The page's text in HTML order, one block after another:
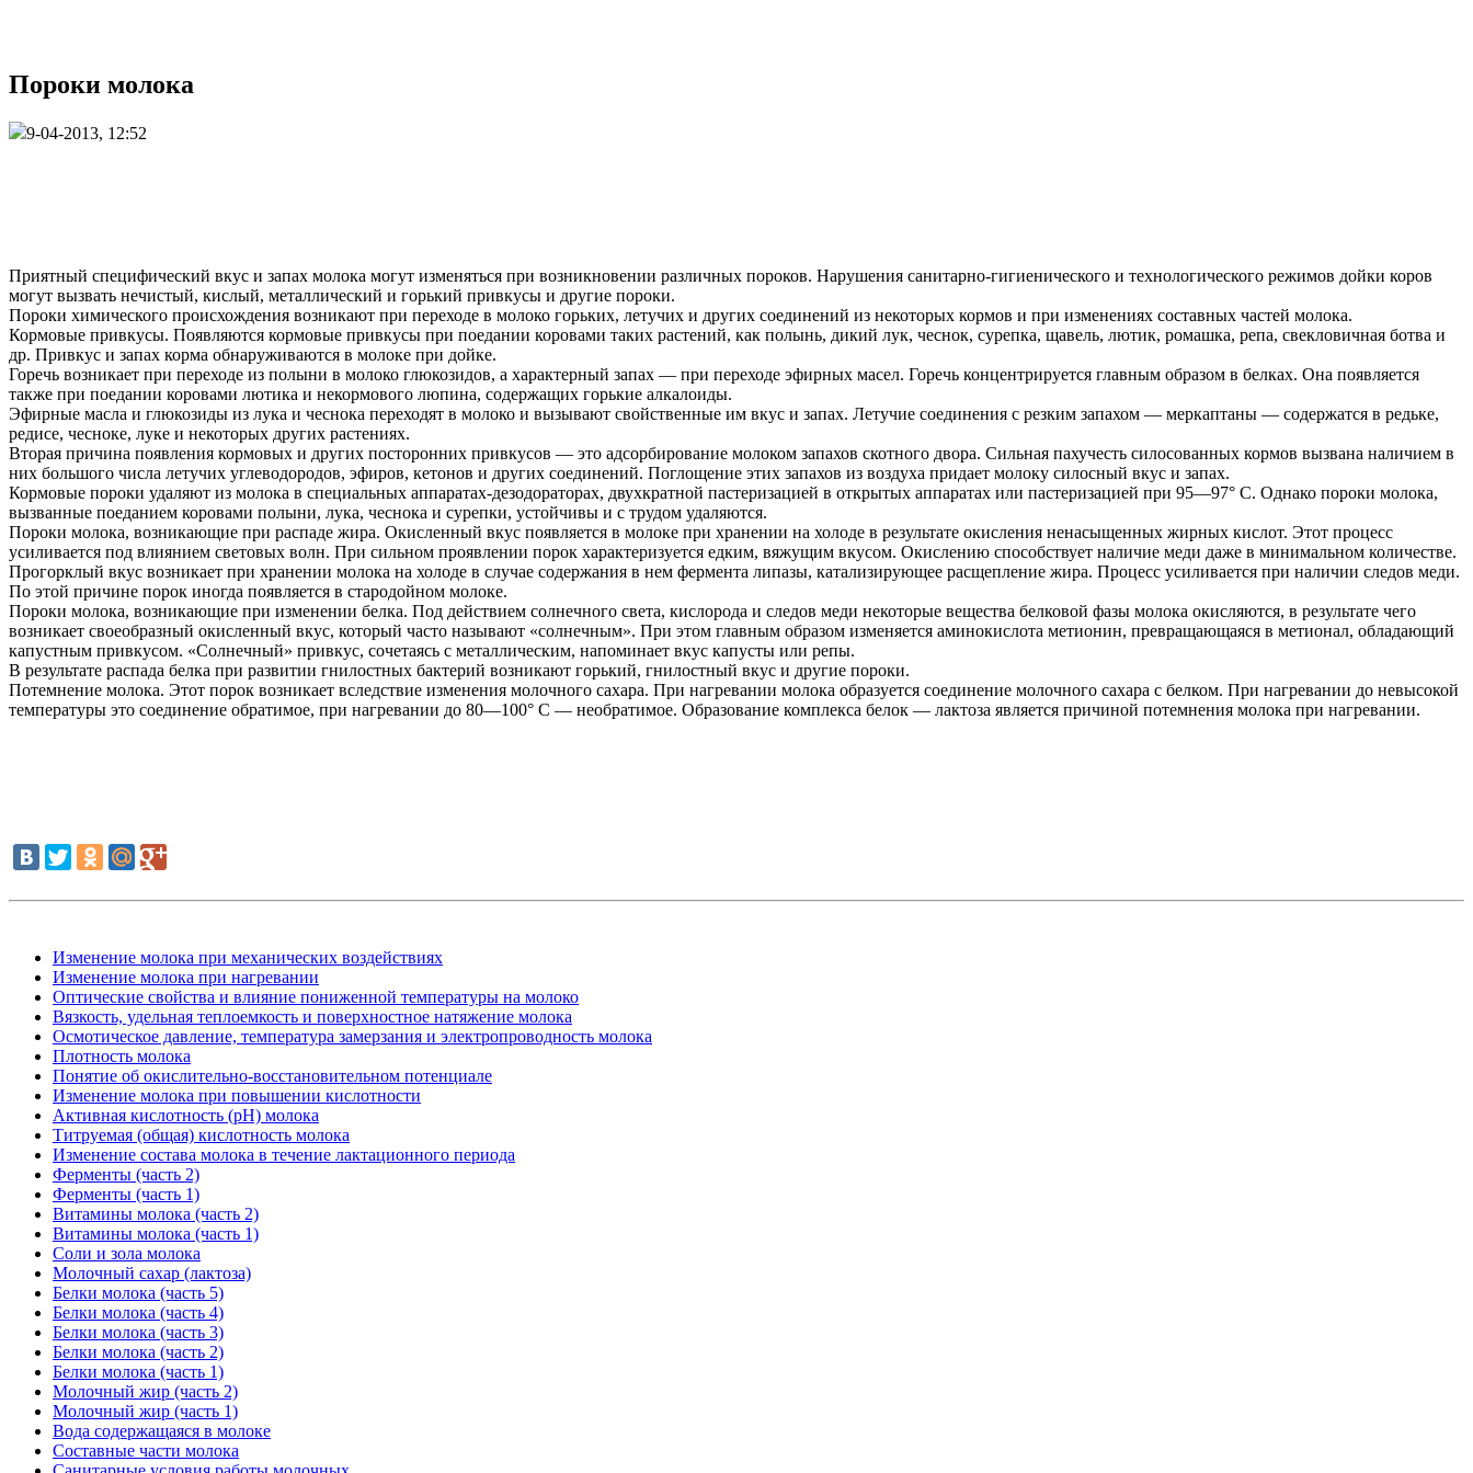
Пороки молока
9-04-2013, 12:52
Приятный специфический вкус и запах молока могут изменяться при возникновении различных пороков. Нарушения санитарно-гигиенического и технологического режимов дойки коров
могут вызвать нечистый, кислый, металлический и горький привкусы и другие пороки.
Пороки химического происхождения возникают при переходе в молоко горьких, летучих и других соединений из некоторых кормов и при изменениях составных частей молока.
Кормовые привкусы. Появляются кормовые привкусы при поедании коровами таких растений, как полынь, дикий лук, чеснок, сурепка, щавель, лютик, ромашка, репа, свекловичная ботва и
др. Привкус и запах корма обнаруживаются в молоке при дойке.
Горечь возникает при переходе из полыни в молоко глюкозидов, а характерный запах — при переходе эфирных масел. Горечь концентрируется главным образом в белках. Она появляется
также при поедании коровами лютика и некормового люпина, содержащих горькие алкалоиды.
Эфирные масла и глюкозиды из лука и чеснока переходят в молоко и вызывают свойственные им вкус и запах. Летучие соединения с резким запахом — меркаптаны — содержатся в редьке,
редисе, чесноке, луке и некоторых других растениях.
Вторая причина появления кормовых и других посторонних привкусов — это адсорбирование молоком запахов скотного двора. Сильная пахучесть силосованных кормов вызвана наличием в
них большого числа летучих углеводородов, эфиров, кетонов и других соединений. Поглощение этих запахов из воздуха придает молоку силосный вкус и запах.
Кормовые пороки удаляют из молока в специальных аппаратах-дезодораторах, двухкратной пастеризацией в открытых аппаратах или пастеризацией при 95—97° С. Однако пороки молока,
вызванные поеданием коровами полыни, лука, чеснока и сурепки, устойчивы и с трудом удаляются.
Пороки молока, возникающие при распаде жира. Окисленный вкус появляется в молоке при хранении на холоде в результате окисления ненасыщенных жирных кислот. Этот процесс
усиливается под влиянием световых волн. При сильном проявлении порок характеризуется едким, вяжущим вкусом. Окислению способствует наличие меди даже в минимальном количестве.
Прогорклый вкус возникает при хранении молока на холоде в случае содержания в нем фермента липазы, катализирующее расщепление жира. Процесс усиливается при наличии следов меди.
По этой причине порок иногда появляется в стародойном молоке.
Пороки молока, возникающие при изменении белка. Под действием солнечного света, кислорода и следов меди некоторые вещества белковой фазы молока окисляются, в результате чего
возникает своеобразный окисленный вкус, который часто называют «солнечным». При этом главным образом изменяется аминокислота метионин, превращающаяся в метионал, обладающий
капустным привкусом. «Солнечный» привкус, сочетаясь с металлическим, напоминает вкус капусты или репы.
В результате распада белка при развитии гнилостных бактерий возникают горький, гнилостный вкус и другие пороки.
Потемнение молока. Этот порок возникает вследствие изменения молочного сахара. При нагревании молока образуется соединение молочного сахара с белком. При нагревании до невысокой
температуры это соединение обратимое, при нагревании до 80—100° С — необратимое. Образование комплекса белок — лактоза является причиной потемнения молока при нагревании.
Изменение молока при механических воздействиях
Изменение молока при нагревании
Оптические свойства и влияние пониженной температуры на молоко
Вязкость, удельная теплоемкость и поверхностное натяжение молока
Осмотическое давление, температура замерзания и электропроводность молока
Плотность молока
Понятие об окислительно-восстановительном потенциале
Изменение молока при повышении кислотности
Активная кислотность (pH) молока
Титруемая (общая) кислотность молока
Изменение состава молока в течение лактационного периода
Ферменты (часть 2)
Ферменты (часть 1)
Витамины молока (часть 2)
Витамины молока (часть 1)
Соли и зола молока
Молочный сахар (лактоза)
Белки молока (часть 5)
Белки молока (часть 4)
Белки молока (часть 3)
Белки молока (часть 2)
Белки молока (часть 1)
Молочный жир (часть 2)
Молочный жир (часть 1)
Вода содержащаяся в молоке
Составные части молока